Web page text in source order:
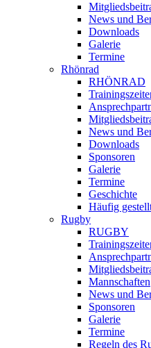
News und
Downloads
Galerie
Termine
Rhönrad
RHÖNRAD
News und
Downloads
Sponsoren
Galerie
Termine
Geschichte
Häufig
Rugby
RUGBY
Mannschaften
News und
Sponsoren
Galerie
Termine
Regeln des